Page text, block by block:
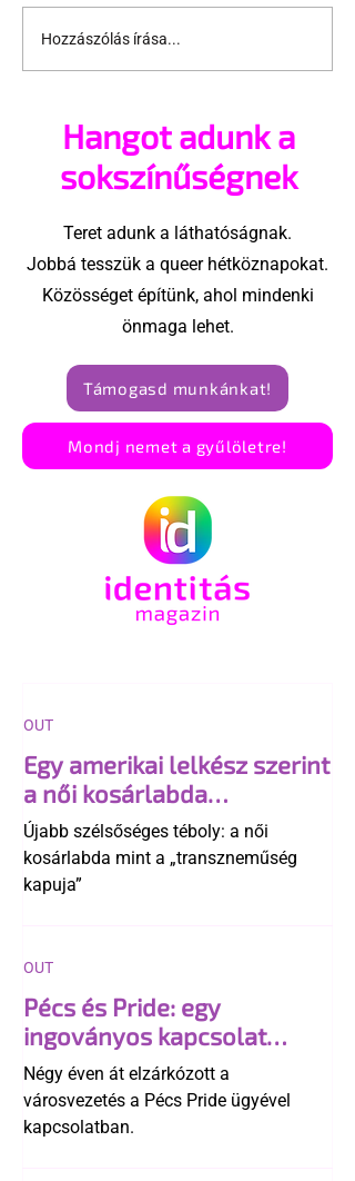
Hagyják békén a
melegeket!
Hozzászólás írása...
Hangot adunk a
sokszínűségnek
Teret adunk a láthatóságnak.
Jobbá tesszük a queer hétköznapokat.
Közösséget építünk, ahol mindenki
önmaga lehet.
Támogasd munkánkat!
Mondj nemet a gyűlöletre!
Egy amerikai lelkész szerint
a női kosárlabda
transzneműséghez vezet
Újabb szélsőséges téboly: a női
kosárlabda mint a „transzneműség
kapuja”
OUT
Pécs és Pride: egy
ingoványos kapcsolat
története
Négy éven át elzárkózott a
városvezetés a Pécs Pride ügyével
kapcsolatban.
OUT